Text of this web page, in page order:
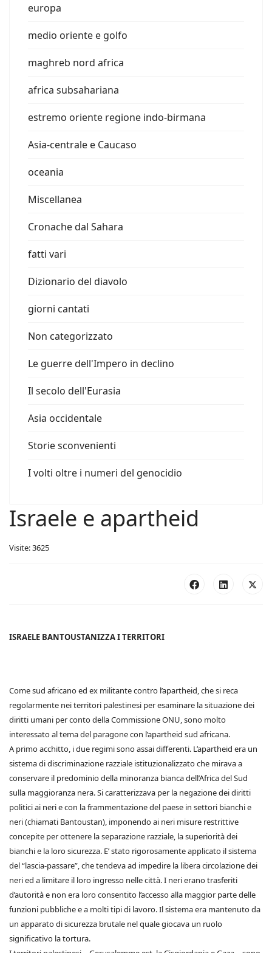
europa
medio oriente e golfo
maghreb nord africa
africa subsahariana
estremo oriente regione indo-birmana
Asia-centrale e Caucaso
oceania
Miscellanea
Cronache dal Sahara
fatti vari
Dizionario del diavolo
giorni cantati
Non categorizzato
Le guerre dell'Impero in declino
Il secolo dell'Eurasia
Asia occidentale
Storie sconvenienti
I volti oltre i numeri del genocidio
Israele e apartheid
Visite: 3625
ISRAELE BANTOUSTANIZZA I TERRITORI
Come sud africano ed ex militante contro l’apartheid, che si reca
regolarmente nei territori palestinesi per esaminare la situazione dei
diritti umani per conto della Commissione ONU, sono molto
interessato al tema del paragone con l’apartheid sud africana.
A primo acchitto, i due regimi sono assai differenti. L’apartheid era un
sistema di discriminazione razziale istituzionalizzato che mirava a
conservare il predominio della minoranza bianca dell’Africa del Sud
sulla maggioranza nera. Si caratterizzava per la negazione dei diritti
politici ai neri e con la frammentazione del paese in settori bianchi e
neri (chiamati Bantoustan), imponendo ai neri misure restrittive
concepite per ottenere la separazione razziale, la superiorità dei
bianchi e la loro sicurezza. E’ stato rigorosamente applicato il sistema
del “lascia-passare”, che tendeva ad impedire la libera circolazione dei
neri ed a limitare il loro ingresso nelle città. I neri erano trasferiti
d’autorità e non era loro consentito l’accesso alla maggior parte delle
funzioni pubbliche e a molti tipi di lavoro. Il sistema era mantenuto da
un apparato di sicurezza brutale nel quale giocava un ruolo
significativo la tortura.